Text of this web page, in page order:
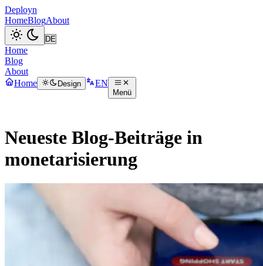
Deployn
HomeBlogAbout
Home
Blog
About
Home
Design EN
Menü
Neueste Blog-Beiträge in
monetarisierung